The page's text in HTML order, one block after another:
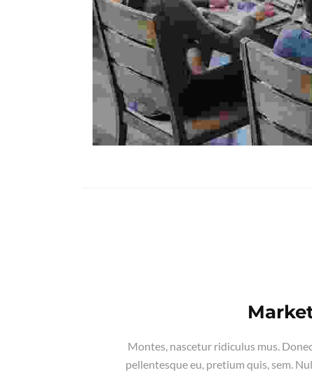
Montes, nascetur ridiculus mus.
pellentesque eu, pretium quis, sem.